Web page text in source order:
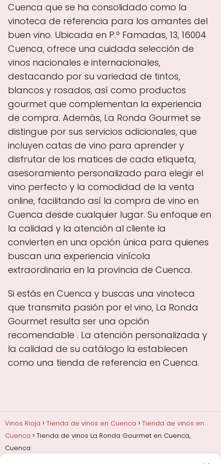
Cuenca que se ha consolidado como la
vinoteca de referencia para los amantes del
buen vino. Ubicada en P.º Famadas, 13, 16004
Cuenca, ofrece una cuidada selección de
vinos nacionales e internacionales,
destacando por su variedad de tintos,
blancos y rosados, así como productos
gourmet que complementan la experiencia
de compra. Además, La Ronda Gourmet se
distingue por sus servicios adicionales, que
incluyen catas de vino para aprender y
disfrutar de los matices de cada etiqueta,
asesoramiento personalizado para elegir el
vino perfecto y la comodidad de la venta
online, facilitando así la compra de vino en
Cuenca desde cualquier lugar. Su enfoque en
la calidad y la atención al cliente la
convierten en una opción única para quienes
buscan una experiencia vinícola
extraordinaria en la provincia de Cuenca.
Si estás en Cuenca y buscas una vinoteca
que transmita pasión por el vino, La Ronda
Gourmet resulta ser una opción
recomendable . La atención personalizada y
la calidad de su catálogo la establecen
como una tienda de referencia en Cuenca.
Vinos Rioja Tienda de vinos en Cuenca
Tienda de vinos en
Cuenca
Tienda de vinos La Ronda Gourmet en Cuenca,
Cuenca